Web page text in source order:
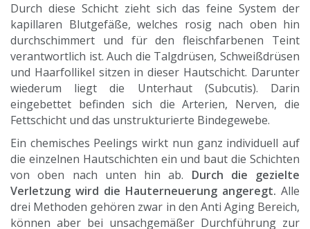
Durch diese Schicht zieht sich das feine System der
kapillaren Blutgefäße, welches rosig nach oben hin
durchschimmert und für den fleischfarbenen Teint
verantwortlich ist. Auch die Talgdrüsen, Schweißdrüsen
und Haarfollikel sitzen in dieser Hautschicht. Darunter
wiederum liegt die Unterhaut (Subcutis). Darin
eingebettet befinden sich die Arterien, Nerven, die
Fettschicht und das unstrukturierte Bindegewebe.
Ein chemisches Peelings wirkt nun ganz individuell auf
die einzelnen Hautschichten ein und baut die Schichten
von oben nach unten hin ab. Durch die gezielte
Verletzung wird die Hauterneuerung angeregt. Alle
drei Methoden gehören zwar in den Anti Aging Bereich,
können aber bei unsachgemäßer Durchführung zur